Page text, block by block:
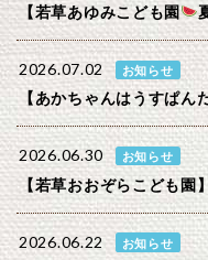
【若草あゆみこども園
2026.07.02 お知らせ
【あかちゃんはうすぱん
2026.06.30 お知らせ
【若草おおぞらこども園
2026.06.22 お知らせ